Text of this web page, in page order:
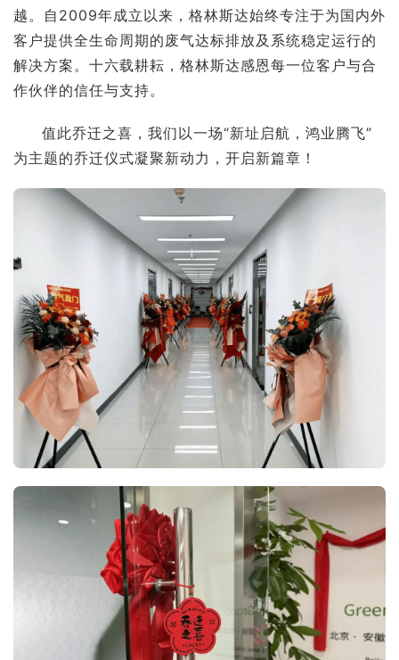
越。自2009年成立以来，格林斯达始终专注于为国内外
客户提供全生命周期的废气达标排放及系统稳定运行的
解决方案。十六载耕耘，格林斯达感恩每一位客户与合
作伙伴的信任与支持。
值此乔迁之喜，我们以一场“新址启航，鸿业腾飞”
为主题的乔迁仪式凝聚新动力，开启新篇章！